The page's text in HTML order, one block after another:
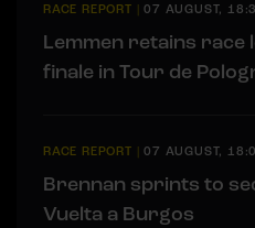
RACE REPORT |07 AUGUST,
Lemmen retains race
finale in Tour de
RACE REPORT |07 AUGUST,
Brennan sprints to
Vuelta a Burgos